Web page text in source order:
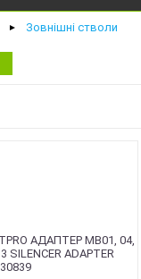
► Зовнішні стволи